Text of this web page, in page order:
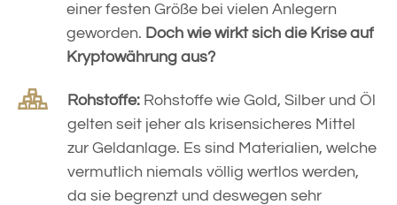
einer festen Größe bei vielen Anlegern
geworden. Doch wie wirkt sich die Krise auf
Kryptowährung aus?
Rohstoffe: Rohstoffe wie Gold, Silber und Öl
gelten seit jeher als krisensicheres Mittel
zur Geldanlage. Es sind Materialien, welche
vermutlich niemals völlig wertlos werden,
da sie begrenzt und deswegen sehr